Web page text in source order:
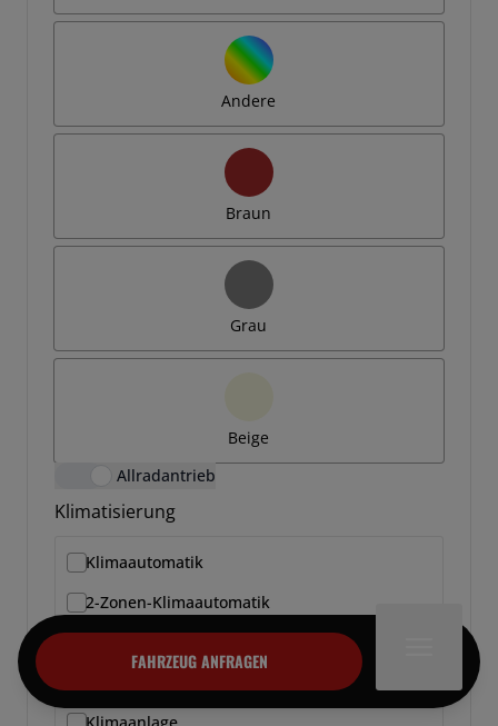
FAHRZEUG ANFRAGEN
Andere
Braun
Grau
Beige
Allradantrieb
Klimatisierung
Klimaautomatik
2-Zonen-Klimaautomatik